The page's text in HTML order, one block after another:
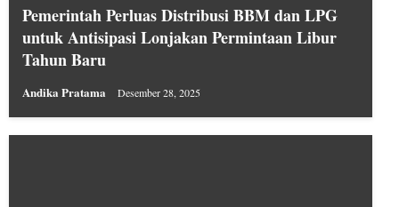
Pemerintah Perluas Distribusi BBM dan LPG
untuk Antisipasi Lonjakan Permintaan Libur
Tahun Baru
Andika Pratama Desember 28, 2025